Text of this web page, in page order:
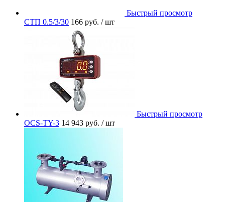
Быстрый просмотр
СТП 0.5/3/30 166 руб. / шт
Быстрый просмотр
OCS-TY-3 14 943 руб. / шт